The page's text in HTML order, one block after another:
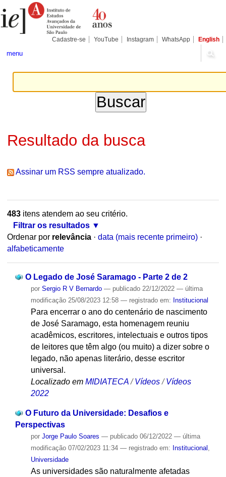
para
conteúdo.
Pessoais
Cadastre-se YouTube Instagram WhatsApp English
menu
Resultado da busca
Assinar um RSS sempre atualizado.
483itens atendem ao seu critério.
Filtrar os resultados
Ordenar por relevância · data (mais recente primeiro) ·
alfabeticamente
O Legado de José Saramago - Parte 2 de 2
por Sergio R V Bernardo — publicado22/12/2022 — última
modificação25/08/2023 12:58 — registrado em: Institucional
Para encerrar o ano do centenário de nascimento
de José Saramago, esta homenagem reuniu
acadêmicos, escritores, intelectuais e outros tipos
de leitores que têm algo (ou muito) a dizer sobre o
legado, não apenas literário, desse escritor
universal.
Localizado em MIDIATECA /Vídeos /Vídeos
2022
O Futuro da Universidade: Desafios e
Perspectivas
por Jorge Paulo Soares — publicado06/12/2022 — última
modificação07/02/2023 11:34 — registrado em: Institucional
Universidade
As universidades são naturalmente afetadas